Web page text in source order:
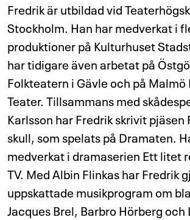
Fredrik är utbildad vid
Stockholm. Han har medverkat i
produktioner på Kulturhuset
har tidigare även arbetat på
Folkteatern i Gävle och på
Teater. Tillsammans med
Karlsson har Fredrik skrivit pjäsen
skull, som spelats på Dramaten.
medverkat i dramaserien Ett litet
TV. Med Albin Flinkas har Fredrik
uppskattade musikprogram om
Jacques Brel, Barbro Hörberg och